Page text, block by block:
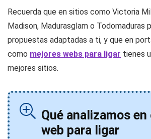
Recuerda que en sitios como Victoria
Madison, Madurasglam o Todomaduras
propuestas adaptadas a ti, y que en
como mejores webs para ligar tienes
mejores sitios.
Qué analizamos en
web para ligar